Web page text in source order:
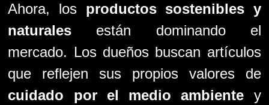
Ahora, los productos sostenibles y
naturales están dominando el
mercado. Los dueños buscan artículos
que reflejen sus propios valores de
cuidado por el medio ambiente y